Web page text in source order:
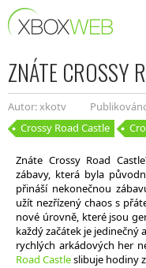
ZNÁTE CROSSY
Autor: xkotv
Crossy Road Castle
Znáte Crossy Road
zábavy, která byla
přináší nekonečnou
užít nezřízený chaos s
nové úrovně, které jsou
každý začátek je jedinečný
rychlých arkádových her
Road Castleslibuje hodiny